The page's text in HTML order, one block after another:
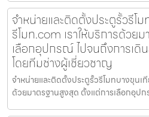
จำหน่ายและติดตั้งประตูรั้วรีโ
รีโมท.com เราให้บริการด้วย
เลือกอุปกรณ์ ไปจนถึงการเดิ
โดยทีมช่างผู้เชี่ยวชาญ
จำหน่ายและติดตั้งประตูรั้วรีโมทบางขุนเ
ด้วยมาตรฐานสูงสุด ตั้งแต่การเลือกอุป